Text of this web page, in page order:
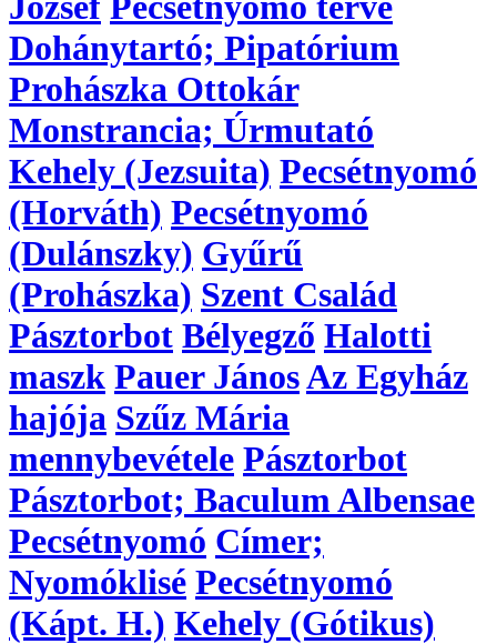
Dohánytartó; Pipatórium
Prohászka Ottokár
Monstrancia; Úrmutató
Kehely (Jezsuita) Pecsétnyomó
(Horváth) Pecsétnyomó
(Dulánszky) Gyűrű
(Prohászka) Szent Család
Pásztorbot Bélyegző Halotti
maszk Pauer JánosAz Egyház
hajója Szűz Mária
mennybevétele Pásztorbot
Pásztorbot; Baculum Albensae
Pecsétnyomó Címer;
Nyomóklisé Pecsétnyomó
(Kápt. H.) Kehely (Gótikus)